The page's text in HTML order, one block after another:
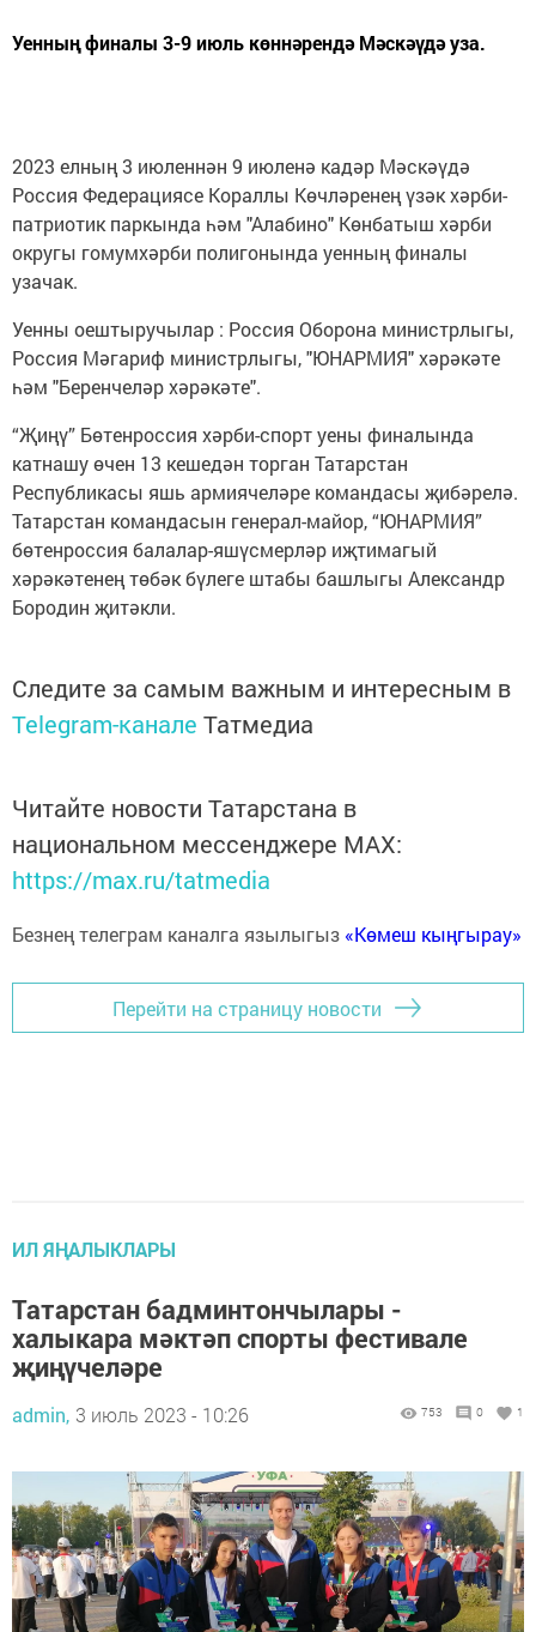
Уенның финалы 3-9 июль көннәрендә Мәскәүдә уза.
2023 елның 3 июленнән 9 июленә кадәр Мәскәүдә
Россия Федерациясе Кораллы Көчләренең үзәк хәрби-
патриотик паркында һәм "Алабино" Көнбатыш хәрби
округы гомумхәрби полигонында уенның финалы
узачак.
Уенны оештыручылар : Россия Оборона министрлыгы,
Россия Мәгариф министрлыгы, "ЮНАРМИЯ" хәрәкәте
һәм "Беренчеләр хәрәкәте".
“Җиңү” Бөтенроссия хәрби-спорт уены финалында
катнашу өчен 13 кешедән торган Татарстан
Республикасы яшь армиячеләре командасы җибәрелә.
Татарстан командасын генерал-майор, “ЮНАРМИЯ”
бөтенроссия балалар-яшүсмерләр иҗтимагый
хәрәкәтенең төбәк бүлеге штабы башлыгы Александр
Бородин җитәкли.
Следите за самым важным и интересным в
Telegram-канале Татмедиа
Читайте новости Татарстана в
национальном мессенджере MАХ:
https://max.ru/tatmedia
Безнең телеграм каналга язылыгыз «Көмеш кыңгырау»
Перейти на страницу новости
ИЛ ЯҢАЛЫКЛАРЫ
Татарстан бадминтончылары -
халыкара мәктәп спорты фестивале
җиңүчеләре
admin, 3 июль 2023 - 10:26 753 0 1